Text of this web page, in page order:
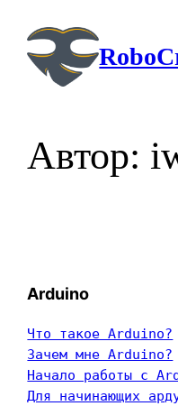
содержимому
Автор:
Arduino
Что такое Arduino?
Зачем мне Arduino?
Начало работы с
Для начинающих